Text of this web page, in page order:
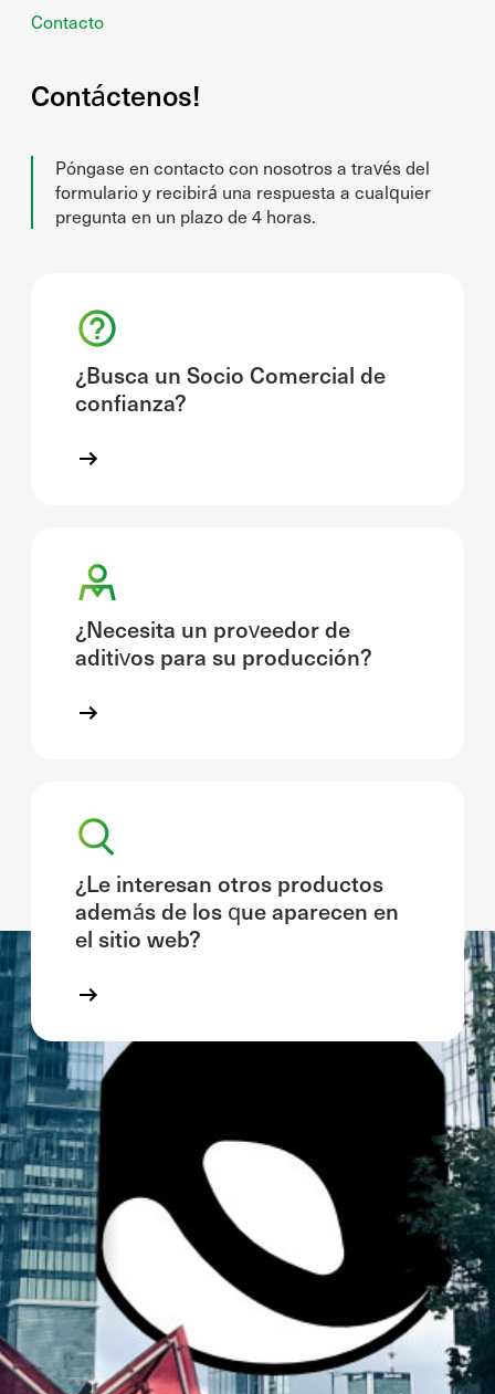
Contacto
Contáctenos!
Póngase en contacto con nosotros a través del
formulario y recibirá una respuesta a cualquier
pregunta en un plazo de 4 horas.
¿Busca un Socio Comercial de
confianza?
¿Necesita un proveedor de
aditivos para su producción?
¿Le interesan otros productos
además de los que aparecen en
el sitio web?